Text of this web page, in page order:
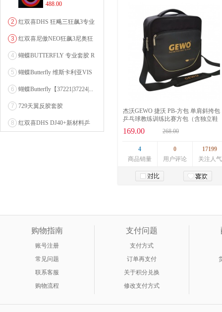
杰沃GEWO 捷沃 PB-方包 单肩斜挎包
乒乓球教练训练比赛方包（含独立鞋
仓）
169.00 268.00
4
商品销量
0
用户评论
17199
关注人气
488.00
2
红双喜DHS 狂飚三狂飙3专业
3
红双喜尼傲NEO狂飙3尼奥狂
4
蝴蝶BUTTERFLY 专业套胶 R
5
蝴蝶Butterfly 维斯卡利亚VIS
6
蝴蝶Butterfly【37221|37224|...
7 729天翼反胶套胶
8
红双喜DHS DJ40+新材料乒
乓球 WTT系列...
购物指南
账号注册
常见问题
联系客服
购物流程
支付问题
支付方式
订单再支付
关于积分兑换
修改支付方式